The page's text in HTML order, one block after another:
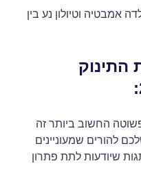
אמבטיה וטיולון נע בין
התינוק
החשוב ביותר זה
להורים שמעוניינים
שיודעות לתת פתרון